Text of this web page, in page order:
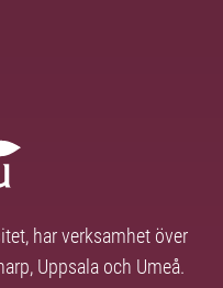
har verksamhet över
Uppsala och Umeå.